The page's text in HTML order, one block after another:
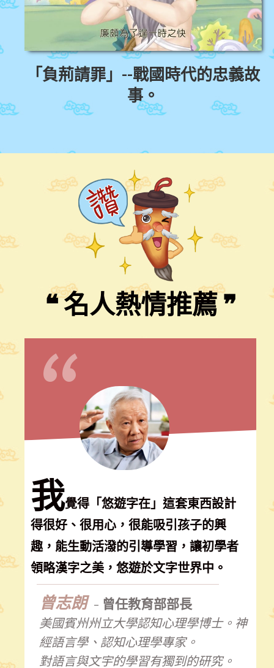
「負荊請罪」--戰國時代的忠義故
事。
❝名人熱情推薦 ❞
“
我覺得「悠遊字在」這套東西設計
得很好、很用心，很能吸引孩子的興
趣，能生動活潑的引導學習，讓初學者
領略漢字之美，悠遊於文字世界中。
曾志朗 - 曾任教育部部長
美國賓州州立大學認知心理學博士。 神
經語言學、認知心理學專家。
對語言與文宇的學習有獨到的研究。